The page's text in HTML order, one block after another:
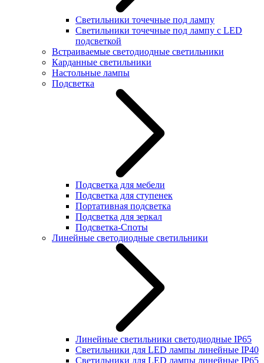
Светильники точечные под лампу
Светильники точечные под лампу с LED
подсветкой
Встраиваемые светодиодные светильники
Карданные светильники
Настольные лампы
Подсветка
Подсветка для мебели
Подсветка для ступенек
Портативная подсветка
Подсветка для зеркал
Подсветка-Споты
Линейные светодиодные светильники
Линейные светильники светодиодные IP65
Светильники для LED лампы линейные IP40
Светильники для LED лампы линейные IP65